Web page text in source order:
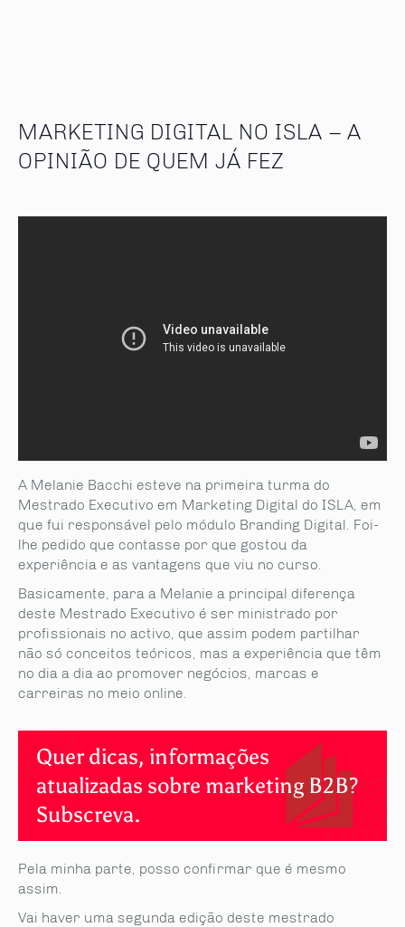
MARKETING DIGITAL NO ISLA – A
OPINIÃO DE QUEM JÁ FEZ
A Melanie Bacchi esteve na primeira turma do
Mestrado Executivo em Marketing Digital do ISLA, em
que fui responsável pelo módulo Branding Digital. Foi-
lhe pedido que contasse por que gostou da
experiência e as vantagens que viu no curso.
Basicamente, para a Melanie a principal diferença
deste Mestrado Executivo é ser ministrado por
profissionais no activo, que assim podem partilhar
não só conceitos teóricos, mas a experiência que têm
no dia a dia ao promover negócios, marcas e
carreiras no meio online.
Quer dicas, informações
atualizadas sobre marketing B2B?
Subscreva.
Pela minha parte, posso confirmar que é mesmo
assim.
Vai haver uma segunda edição deste mestrado